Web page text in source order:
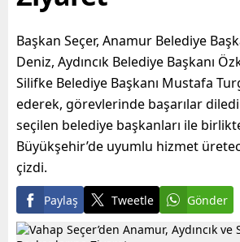
Başkan Seçer, Anamur Belediye
Deniz, Aydıncık Belediye Başkanı
Silifke Belediye Başkanı Mustafa
ederek, görevlerinde başarılar
seçilen belediye başkanları ile
Büyükşehir’de uyumlu hizmet
çizdi.
Paylaş Tweetle Gönder